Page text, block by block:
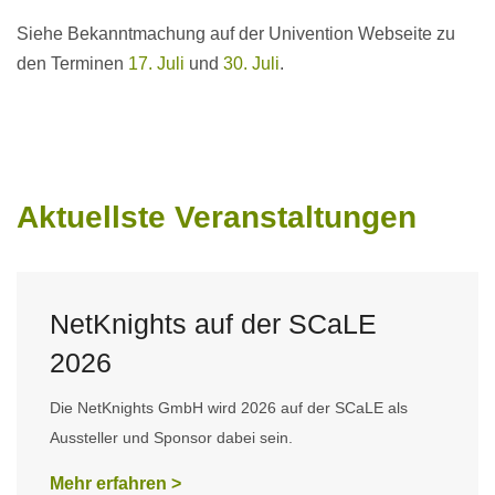
Siehe Bekanntmachung auf der Univention Webseite zu
den Terminen 17. Juli und 30. Juli.
Aktuellste Veranstaltungen
NetKnights auf der SCaLE
2026
Die NetKnights GmbH wird 2026 auf der SCaLE als
Aussteller und Sponsor dabei sein.
Mehr erfahren >